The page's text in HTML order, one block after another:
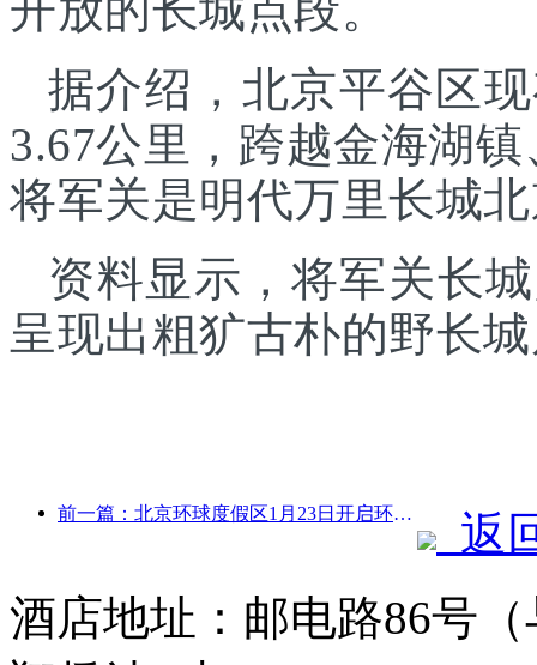
据介绍，北京平谷区
3.67公里，跨越金海湖
将军关是明代万里长城
资料显示，将军关长
呈现出粗犷古朴的野长
前一篇：北京环球度假区1月23日开启环球中国年活动，持续40天
返
酒店地址：邮电路86号